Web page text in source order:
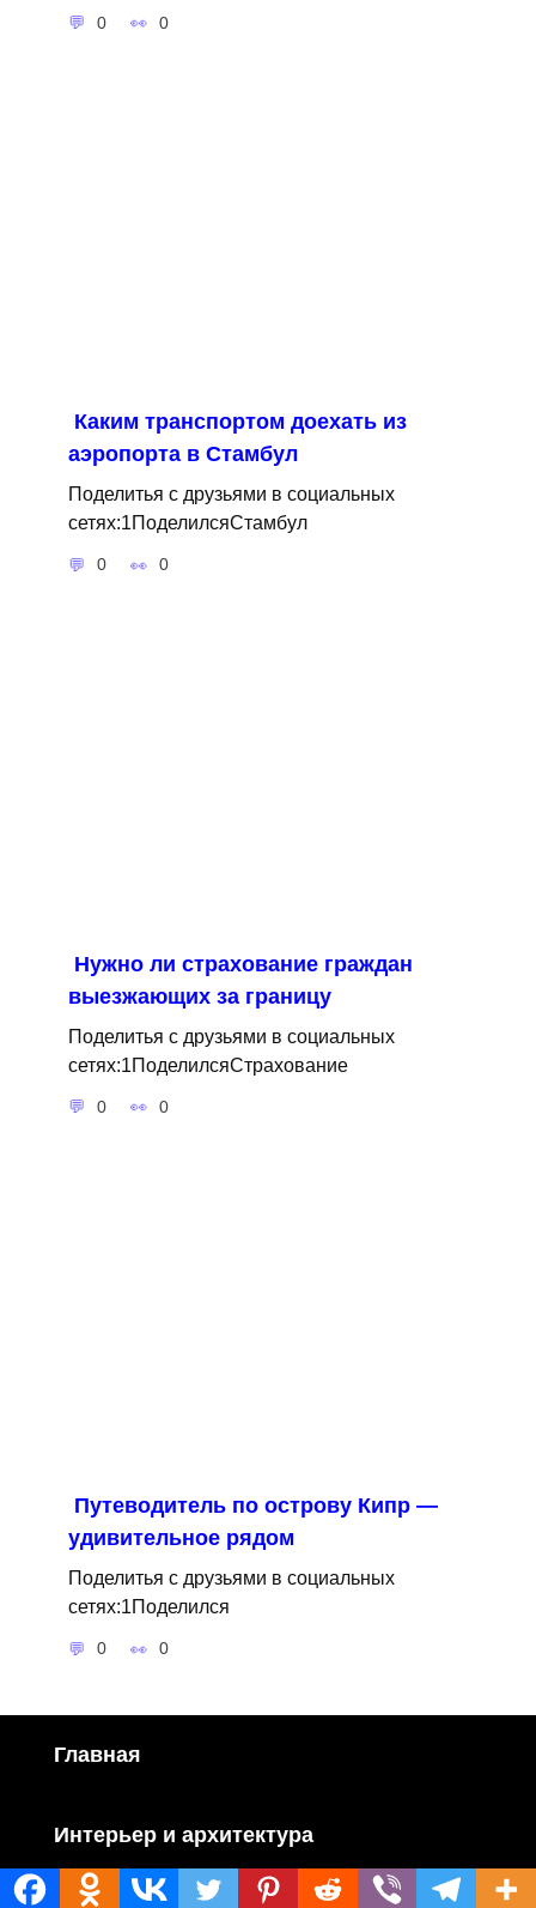
0 0
Каким транспортом доехать из
аэропорта в Стамбул
Поделитья с друзьями в социальных
сетях:1ПоделилсяСтамбул
0 0
Нужно ли страхование граждан
выезжающих за границу
Поделитья с друзьями в социальных
сетях:1ПоделилсяСтрахование
0 0
Путеводитель по острову Кипр —
удивительное рядом
Поделитья с друзьями в социальных
сетях:1Поделился
0 0
Главная
Интерьер и архитектура